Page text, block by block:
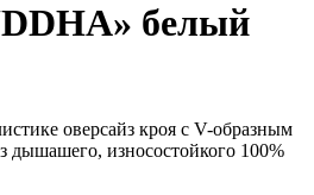
белый
оверсайз кроя с V-образным
износостойкого 100%